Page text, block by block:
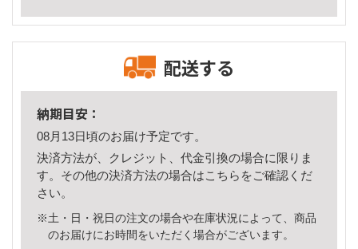
配送する
納期目安：
08月13日頃のお届け予定です。
決済方法が、クレジット、代金引換の場合に限りま
す。その他の決済方法の場合はこちら をご確認くだ
さい。
※土・日・祝日の注文の場合や在庫状況によって、商品
のお届けにお時間をいただく場合がございます。